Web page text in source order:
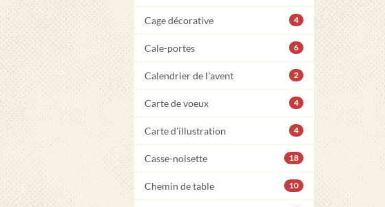
Cage décorative 4
Cale-portes 6
Calendrier de l'avent 2
Carte de voeux 4
Carte d'illustration 4
Casse-noisette 18
Chemin de table 10